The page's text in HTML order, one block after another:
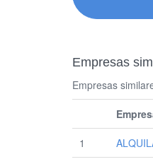
Empresas
Empresas
1